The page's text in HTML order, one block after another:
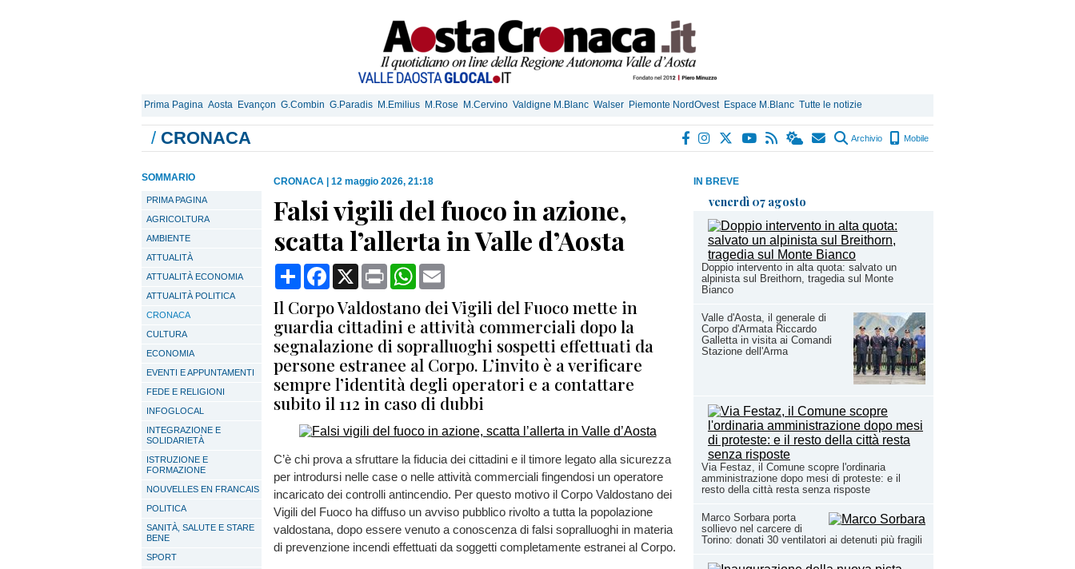
Prima Pagina Aosta Evançon G.Combin G.Paradis M.Emilius M.Rose M.Cervino Valdigne M.Blanc Walser Piemonte NordOvest Espace M.Blanc Tutte le notizie
/ CRONACA Archivio Mobile
IN BREVE
venerdì 07 agosto
Doppio intervento in alta quota: salvato un
alpinista sul Breithorn, tragedia sul Monte
Bianco
Valle d'Aosta, il generale di
Corpo d'Armata Riccardo
Galletta in visita ai Comandi
Stazione dell'Arma
Via Festaz, il Comune scopre l'ordinaria
amministrazione dopo mesi di proteste: e il
resto della città resta senza risposte
Marco Sorbara porta
sollievo nel carcere di
Torino: donati 30 ventilatori ai detenuti più fragili
SOMMARIO
PRIMA PAGINA
AGRICOLTURA
AMBIENTE
ATTUALITÀ
ATTUALITÀ ECONOMIA
ATTUALITÀ POLITICA
CRONACA
CULTURA
ECONOMIA
EVENTI E APPUNTAMENTI
FEDE E RELIGIONI
INFOGLOCAL
INTEGRAZIONE E
SOLIDARIETÀ
ISTRUZIONE E
FORMAZIONE
NOUVELLES EN FRANCAIS
POLITICA
SANITÀ, SALUTE E STARE
BENE
SPORT
CRONACA 12 maggio 2026, 21:18
Falsi vigili del fuoco in azione,
scatta l’allerta in Valle d’Aosta
CondividiFacebook
X Print WhatsApp
Il Corpo Valdostano dei Vigili del Fuoco mette in
guardia cittadini e attività commerciali dopo la
segnalazione di sopralluoghi sospetti effettuati da
persone estranee al Corpo. L’invito è a verificare
sempre l’identità degli operatori e a contattare
subito il 112 in caso di dubbi
C’è chi prova a sfruttare la fiducia dei cittadini e il timore legato alla sicurezza
per introdursi nelle case o nelle attività commerciali fingendosi un operatore
incaricato dei controlli antincendio. Per questo motivo il Corpo Valdostano dei
Vigili del Fuoco ha diffuso un avviso pubblico rivolto a tutta la popolazione
valdostana, dopo essere venuto a conoscenza di falsi sopralluoghi in materia
di prevenzione incendi effettuati da soggetti completamente estranei al Corpo.